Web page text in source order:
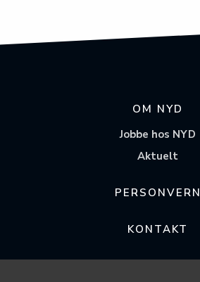
OM NYD
Jobbe hos NYD
Aktuelt
PERSONVERN
KONTAKT